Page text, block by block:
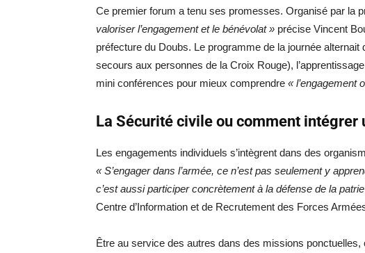
Ce premier forum a tenu ses promesses. Organisé par la
valoriser l’engagement et le bénévolat » précise Vincent
préfecture du Doubs. Le programme de la journée
secours aux personnes de la Croix Rouge),
mini conférences pour mieux comprendre « l’engagement
La Sécurité civile ou comment intégrer
Les engagements individuels s’intègrent dans des
« S’engager dans l’armée, ce n’est pas seulement y
c’est aussi participer concrètement à la défense de la
Centre d’Information et de Recrutement des Forces
Être au service des autres dans des missions ponctuelles,